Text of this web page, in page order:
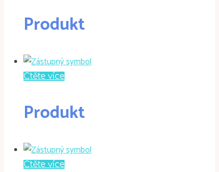
Produkt
Čtěte více
Produkt
Čtěte více